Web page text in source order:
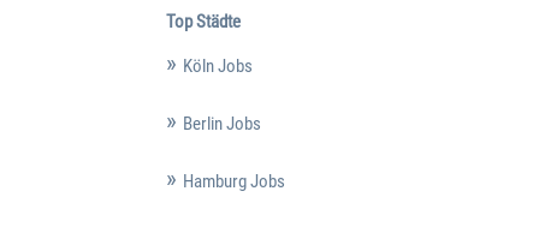
Top Städte
Köln Jobs
Berlin Jobs
Hamburg Jobs